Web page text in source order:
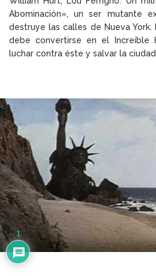
Abominación», un ser mutante
destruye las calles de Nueva York.
debe convertirse en el Increíble
luchar contra éste y salvar la
1